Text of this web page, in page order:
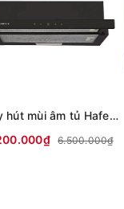
Máy hút mùi âm tủ Hafele HC-H7031TB
6.500.000₫